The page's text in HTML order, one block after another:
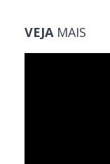
VEJAMAIS